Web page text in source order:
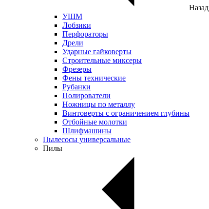
Назад
УШМ
Лобзики
Перфораторы
Дрели
Ударные гайковерты
Строительные миксеры
Фрезеры
Фены технические
Рубанки
Полирователи
Ножницы по металлу
Винтоверты с ограничением глубины
Отбойные молотки
Шлифмашины
Пылесосы универсальные
Пилы